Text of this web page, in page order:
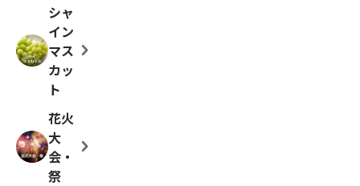
シャ
イン
マス
カッ
ト
chevron_right
花火
大
会・
祭
chevron_right